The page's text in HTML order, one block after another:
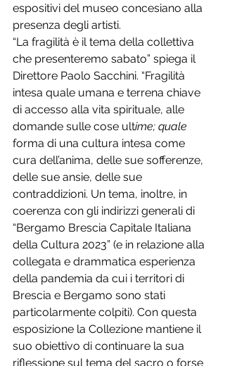
espositivi del museo concesiano alla
presenza degli artisti.
“La fragilità è il tema della collettiva
che presenteremo sabato” spiega il
Direttore Paolo Sacchini. “Fragilità
intesa quale umana e terrena chiave
di accesso alla vita spirituale, alle
domande sulle cose ultime; quale
forma di una cultura intesa come
cura dell’anima, delle sue sofferenze,
delle sue ansie, delle sue
contraddizioni. Un tema, inoltre, in
coerenza con gli indirizzi generali di
“Bergamo Brescia Capitale Italiana
della Cultura 2023” (e in relazione alla
collegata e drammatica esperienza
della pandemia da cui i territori di
Brescia e Bergamo sono stati
particolarmente colpiti). Con questa
esposizione la Collezione mantiene il
suo obiettivo di continuare la sua
riflessione sul tema del sacro o forse